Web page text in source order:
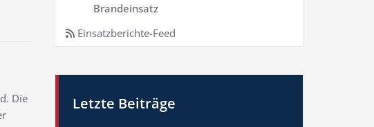
Die
Brandeinsatz
Einsatzberichte-Feed
Letzte Beiträge